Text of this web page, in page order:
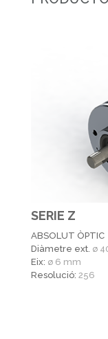
SERIE Z
ABSOLUT ÒPTIC
Diàmetre ext. ø
Eix: ø 6 mm
Resolució: 256